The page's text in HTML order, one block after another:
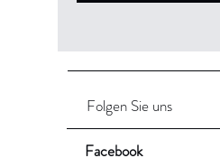
Folgen Sie uns
Facebook